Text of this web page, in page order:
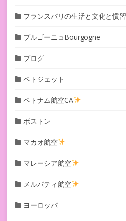
フランスパリの生活と文化と慣習
ブルゴーニュBourgogne
ブログ
ベトジェット
ベトナム航空CA
ボストン
マカオ航空
マレーシア航空
メルパティ航空
ヨーロッパ